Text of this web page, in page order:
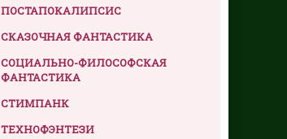
ПОСТАПОКАЛИПСИС
СКАЗОЧНАЯ ФАНТАСТИКА
СОЦИАЛЬНО-ФИЛОСОФСКАЯ
ФАНТАСТИКА
СТИМПАНК
ТЕХНОФЭНТЕЗИ